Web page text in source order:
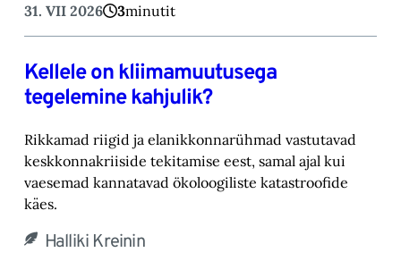
31. VII 2026 3minutit
Kellele on kliimamuutusega
tegelemine kahjulik?
Rikkamad riigid ja elanikkonnarühmad vastutavad
keskkonnakriiside tekitamise eest, samal ajal kui
vaesemad kannatavad ökoloogiliste katastroofide
käes.
Halliki Kreinin